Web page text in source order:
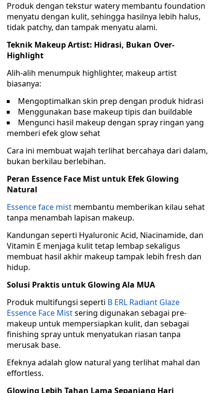
Produk dengan tekstur watery membantu foundation
menyatu dengan kulit, sehingga hasilnya lebih halus,
tidak patchy, dan tampak menyatu alami.
Teknik Makeup Artist: Hidrasi, Bukan Over-
Highlight
Alih-alih menumpuk highlighter, makeup artist
biasanya:
Mengoptimalkan skin prep dengan produk hidrasi
Menggunakan base makeup tipis dan buildable
Mengunci hasil makeup dengan spray ringan yang
memberi efek glow sehat
Cara ini membuat wajah terlihat bercahaya dari dalam,
bukan berkilau berlebihan.
Peran Essence Face Mist untuk Efek Glowing
Natural
Essence face mist membantu memberikan kilau sehat
tanpa menambah lapisan makeup.
Kandungan seperti Hyaluronic Acid, Niacinamide, dan
Vitamin E menjaga kulit tetap lembap sekaligus
membuat hasil akhir makeup tampak lebih fresh dan
hidup.
Solusi Praktis untuk Glowing Ala MUA
Produk multifungsi seperti B ERL Radiant Glaze
Essence Face Mistsering digunakan sebagai pre-
makeup untuk mempersiapkan kulit, dan sebagai
finishing spray untuk menyatukan riasan tanpa
merusak base.
Efeknya adalah glow natural yang terlihat mahal dan
effortless.
Glowing Lebih Tahan Lama Sepanjang Hari